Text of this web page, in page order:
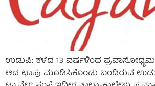
ಉಡುಪಿ: ಕಳೆದ 13 ವರ್ಷಳಿಂದ ಪ್ರವಾಸೋಧ್ಯಮ
ಆದ ಛಾಪು ಮೂಡಿಸಿಕೊಂಡು ಬಂದಿರುವ